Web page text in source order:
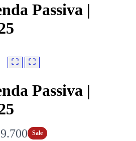
Passiva |
Passiva |
Sale